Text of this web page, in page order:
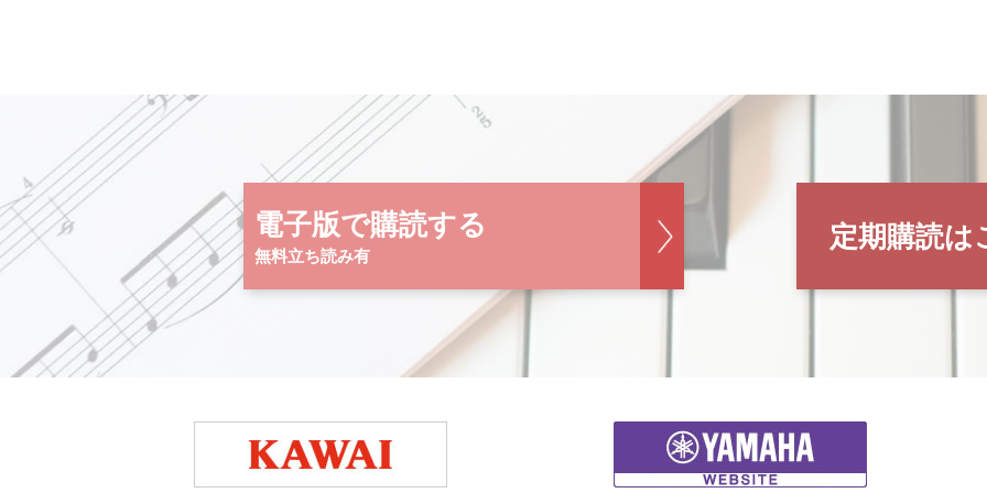
電子版で購読する
無料立ち読み有
定期購読は